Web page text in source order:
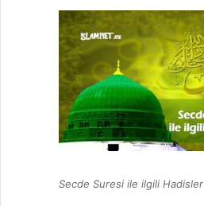
Secde Suresi ile ilgili Hadisler